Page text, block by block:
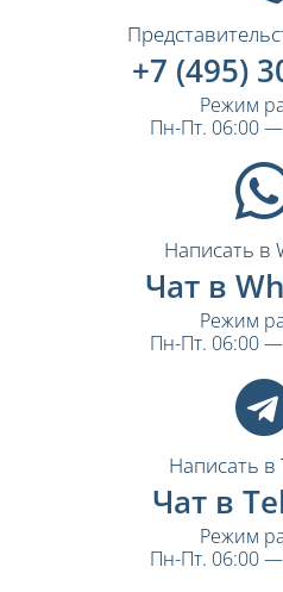
+7 (495)
Режим
Пн-Пт. 06:00
Написать в
Чат в
Режим
Пн-Пт. 06:00
Написать в
Чат в
Режим
Пн-Пт. 06:00